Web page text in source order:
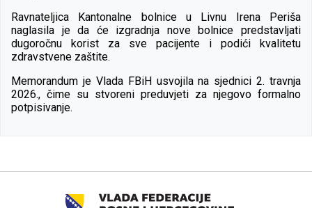
Ravnateljica Kantonalne bolnice u Livnu Irena Periša
naglasila je da će izgradnja nove bolnice predstavljati
dugoročnu korist za sve pacijente i podići kvalitetu
zdravstvene zaštite.
Memorandum je Vlada FBiH usvojila na sjednici 2. travnja
2026., čime su stvoreni preduvjeti za njegovo formalno
potpisivanje.